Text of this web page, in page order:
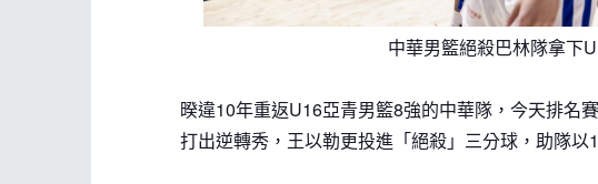
中華男籃絕殺巴林隊拿下
暌違10年重返U16亞青男籃8強的中華隊，今天排名
打出逆轉秀，王以勒更投進「絕殺」三分球，助隊